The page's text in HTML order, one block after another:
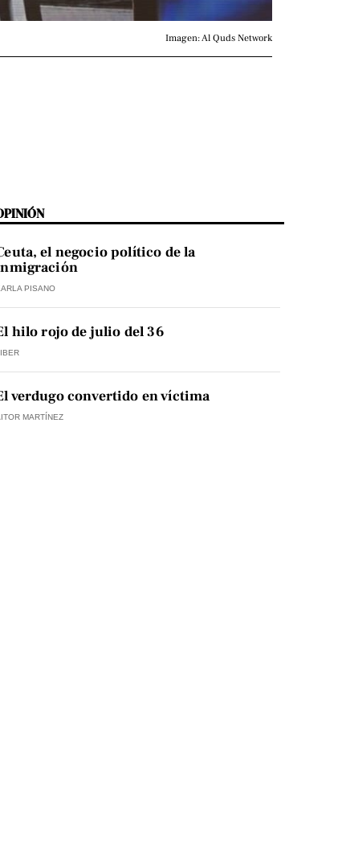
Imagen: Al Quds Network
el negocio político de la
PISANO
hilo rojo de julio del 36
verdugo convertido en víctima
MARTÍNEZ